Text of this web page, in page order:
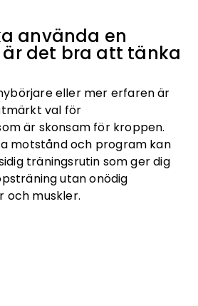
använda en
är det bra att tänka
eller mer erfaren är
val för
är skonsam för kroppen.
motstånd och program kan
träningsrutin som ger dig
utan onödig
och muskler.